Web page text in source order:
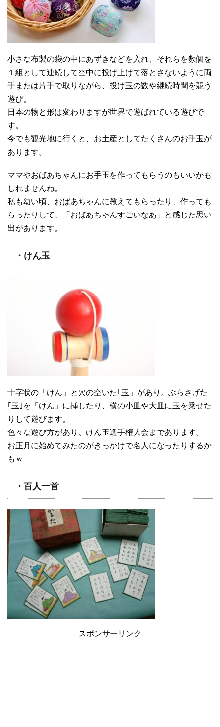
小さな布製の袋の中にあずきなどを入れ、それらを数個を
１組として連続して空中に投げ上げて落とさないように両
手または片手で取りながら、投げ玉の数や継続時間を競う
遊び。
日本の物と形は変わりますが世界で遊ばれている遊びで
す。
今でも観光地に行くと、お土産としてたくさんのお手玉が
あります。
ママやおばあちゃんにお手玉を作ってもらうのもいいかも
しれませんね。
私も幼い頃、おばあちゃんに教えてもらったり、作っても
らったりして、「おばあちゃんすごいなあ」と感じた思い
出があります。
・けん玉
十字状の「けん」と穴の空いた｢玉」があり。ぶらさげた
｢玉｣を「けん」に挿したり、横の小皿や大皿に玉を乗せた
りして遊びます。
色々な遊び方があり、けん玉選手権大会まであります。
お正月に始めてみたのがきっかけで名人になったりするか
もｗ
・百人一首
スポンサーリンク